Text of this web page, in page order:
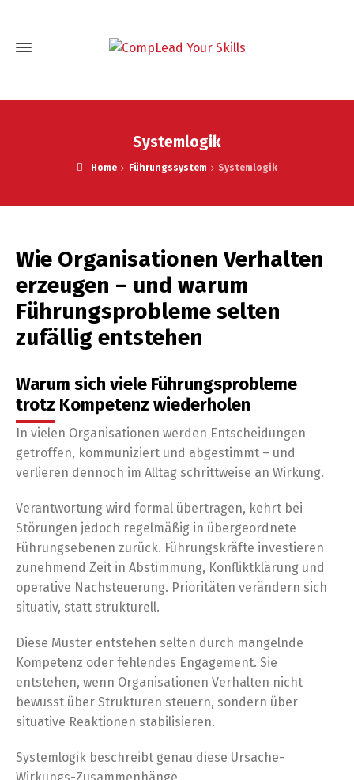
Systemlogik
Home Führungssystem Systemlogik
Wie Organisationen Verhalten
erzeugen – und warum
Führungsprobleme selten
zufällig entstehen
Warum sich viele Führungsprobleme
trotz Kompetenz wiederholen
In vielen Organisationen werden Entscheidungen
getroffen, kommuniziert und abgestimmt – und
verlieren dennoch im Alltag schrittweise an Wirkung.
Verantwortung wird formal übertragen, kehrt bei
Störungen jedoch regelmäßig in übergeordnete
Führungsebenen zurück. Führungskräfte investieren
zunehmend Zeit in Abstimmung, Konfliktklärung und
operative Nachsteuerung. Prioritäten verändern sich
situativ, statt strukturell.
Diese Muster entstehen selten durch mangelnde
Kompetenz oder fehlendes Engagement. Sie
entstehen, wenn Organisationen Verhalten nicht
bewusst über Strukturen steuern, sondern über
situative Reaktionen stabilisieren.
Systemlogik beschreibt genau diese Ursache-